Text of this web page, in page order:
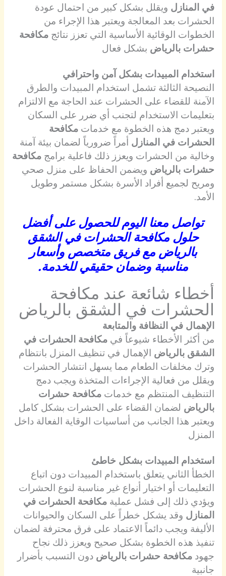
في المنازل ويقلل بشكل كبير من احتمال عودة
الحشرات بعد المعالجة ويعتبر هذا الإجراء من
الخطوات الوقائية الأساسية التي تعزز نتائجمكافحة
حشرات بالرياض بشكل فعال
استخدام المبيدات بشكل آمن واحترافي
النصيحة الثالثة تشمل استخدام المبيدات والطرق
الآمنة للقضاء على الحشرات عند الحاجة مع الالتزام
بتعليمات الاستخدام لتجنب أي ضرر على السكان
ويعتبر دمج هذه الخطوة مع خدماتمكافحة
الحشرات في المنازل أمراً ضرورياً لضمان بيئة آمنة
وخالية من الحشرات ويعزز ذلك فاعلية برامجمكافحة
حشرات بالرياض ويضمن الحفاظ على منزل صحي
ومريح لجميع أفراد الأسرة بشكل مستمر وطويل
الأمد.
تواصل معنا اليوم للحصول على أفضل
حلول مكافحة الحشرات في الشقق
بالرياض مع فريق متخصص وأسعار
مناسبة وضمان حقيقي للخدمة.
أخطاء شائعة عند مكافحة
الحشرات في الشقق بالرياض
الإهمال في النظافة والمتابعة
من أكثر الأخطاء شيوعاً فيمكافحة الحشرات في
الشقق بالرياض الإهمال في تنظيف المنزل بانتظام
وترك مخلفات الطعام مما يسهل انتشار الحشرات
ويقلل من فعالية الإجراءات المتخذة ويجب دمج
التنظيف المنتظم مع خدماتمكافحة حشرات
بالرياض لضمان القضاء على الحشرات بشكل كامل
ويعتبر هذا الجانب من أساسيات الوقاية الفعالة داخل
المنزل
استخدام المبيدات بشكل خاطئ
الخطأ الثاني يتعلق باستخدام المبيدات دون اتباع
التعليمات أو اختيار أنواع غير مناسبة لنوع الحشرات
ويؤدي ذلك إلى فشل عمليةمكافحة الحشرات في
المنازل وقد يشكل خطراً على السكان والحيوانات
الأليفة ويجب دائماً الاعتماد على فرق محترفة لضمان
تنفيذ هذه الخطوة بشكل صحيح ويعزز ذلك نجاح
جهودمكافحة حشرات بالرياض دون التسبب بأضرار
جانبية